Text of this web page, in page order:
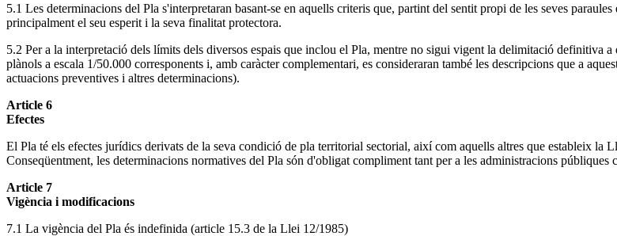
5.1 Les determinacions del Pla s'interpretaran basant-se en aquells criteris que, partint del sentit propi de les seves
principalment el seu esperit i la seva finalitat protectora.
5.2 Per a la interpretació dels límits dels diversos espais que inclou el Pla, mentre no sigui vigent la delimitació definitiva
plànols a escala 1/50.000 corresponents i, amb caràcter complementari, es consideraran també les descripcions que a
actuacions preventives i altres determinacions).
Article 6
Efectes
El Pla té els efectes jurídics derivats de la seva condició de pla territorial sectorial, així com aquells altres que estableix la
Conseqüentment, les determinacions normatives del Pla són d'obligat compliment tant per a les administracions públiques
Article 7
Vigència i modificacions
7.1 La vigència del Pla és indefinida (article 15.3 de la Llei 12/1985)